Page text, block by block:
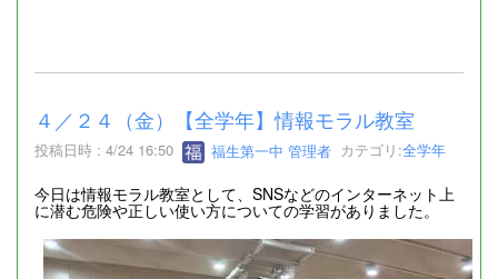
４／２４（金）【全学年】情報モラル教室
投稿日時 : 4/24 16:50 福生第一中 管理者 カテゴリ:全学年
今日は情報モラル教室として、SNSなどのインターネット上
に潜む危険や正しい使い方についての学習がありました。